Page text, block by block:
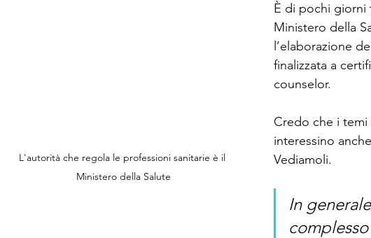
L'autorità che regola le professioni sanitarie è il
Ministero della Salute
È di pochi giorni
Ministero della
l’elaborazione
finalizzata a
counselor.
Credo che i
interessino
Vediamoli.
In